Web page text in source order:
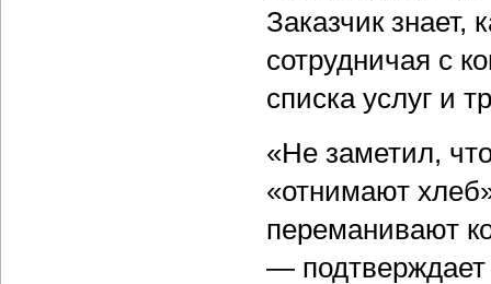
Заказчик знает,
сотрудничая с
списка услуг и
«Не заметил,
«отнимают
переманивают
—